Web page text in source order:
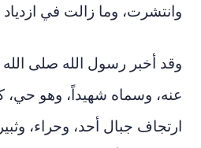
وانتشرت، وما زالت في ازدياد
وقد أخبر رسول الله صلى
عنه، وسماه شهيداً، وهو
ارتجاف جبال أحد، وحراء،